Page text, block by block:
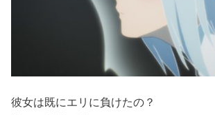
彼女は既にエリに負けたの？